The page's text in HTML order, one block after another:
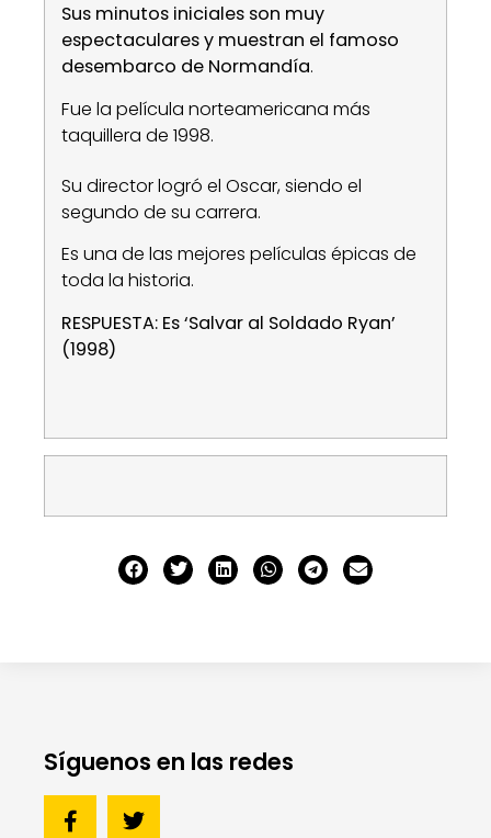
Sus minutos iniciales son muy
espectaculares y muestran el famoso
desembarco de Normandía.
Fue la película norteamericana más
taquillera de 1998.
Su director logró el Oscar, siendo el
segundo de su carrera.
Es una de las mejores películas épicas de
toda la historia.
RESPUESTA: Es ‘Salvar al Soldado Ryan’
(1998)
Síguenos en las redes